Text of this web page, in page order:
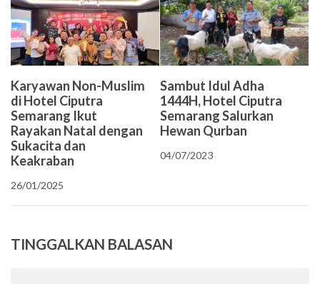
Karyawan Non-Muslim
di Hotel Ciputra
Semarang Ikut
Rayakan Natal dengan
Sukacita dan
Keakraban
26/01/2025
Sambut Idul Adha
1444H, Hotel Ciputra
Semarang Salurkan
Hewan Qurban
04/07/2023
TINGGALKAN BALASAN